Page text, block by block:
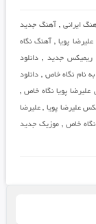
ایرانی , آهنگ جدید
پویا, آهنگ نگاه
ریمیکس جدید ,دانلود
نام نگاه خاص ,دانلود
پویا نگاه خاص,
علیرضا پویا ,علیرضا
خاص ,موزیک جدید